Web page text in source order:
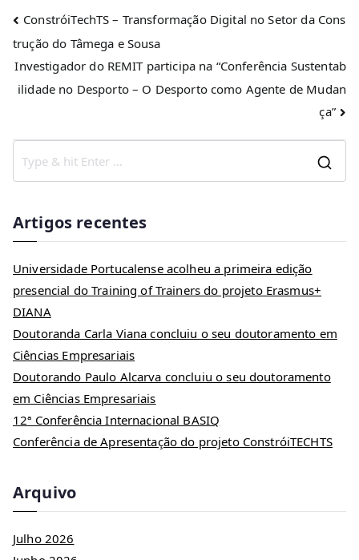
ConstróiTechTS – Transformação Digital no Setor da Cons
trução do Tâmega e Sousa
Investigador do REMIT participa na “Conferência Sustentab
ilidade no Desporto – O Desporto como Agente de Mudan
ça”
Artigos recentes
Universidade Portucalense acolheu a primeira edição
presencial do Training of Trainers do projeto Erasmus+
DIANA
Doutoranda Carla Viana concluiu o seu doutoramento em
Ciências Empresariais
Doutorando Paulo Alcarva concluiu o seu doutoramento
em Ciências Empresariais
12ª Conferência Internacional BASIQ
Conferência de Apresentação do projeto ConstróiTECHTS
Arquivo
Julho 2026